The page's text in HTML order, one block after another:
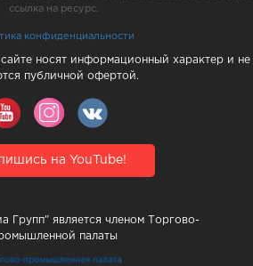
ссылка на ресурс.
конфиденциальности
сайте носят информационный характер и не
публичной офертой.
на YouTube!
Групп" является членом Торгово-
палаты